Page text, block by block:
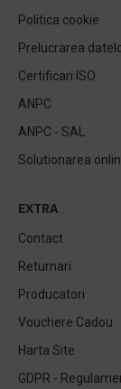
Politica cookie
Prelucrarea
Certificari ISO
ANPC
ANPC - SAL
Solutionarea
EXTRA
Contact
Returnari
Producatori
Vouchere Cadou
Harta Site
GDPR -